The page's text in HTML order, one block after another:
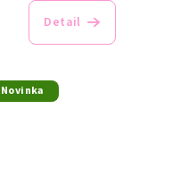
Detail
Novinka